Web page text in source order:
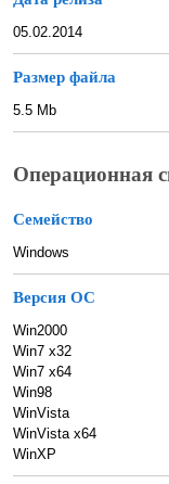
05.02.2014
Размер файла
5.5 Mb
Операционная
Семейство
Windows
Версия ОС
Win2000
Win7 x32
Win7 x64
Win98
WinVista
WinVista x64
WinXP